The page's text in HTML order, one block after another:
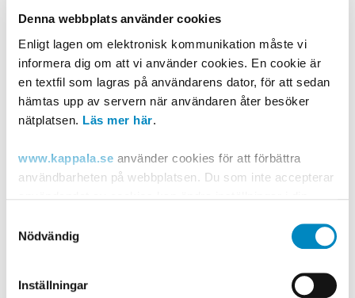
Denna webbplats använder cookies
Enligt lagen om elektronisk kommunikation måste vi
informera dig om att vi använder cookies. En cookie är
en textfil som lagras på användarens dator, för att sedan
hämtas upp av servern när användaren åter besöker
nätplatsen. Läs mer här.
www.kappala.se använder cookies för att förbättra
användbarheten på webbplatsen. Du som inte accepterar
länken" ovan.
Post- och telestyrelsen, som är tillsynsmyndighet på
området, lämnar ytterligare information om cookies på
Nödvändig
Inställningar
Konstiga saker som har fastnat i våra